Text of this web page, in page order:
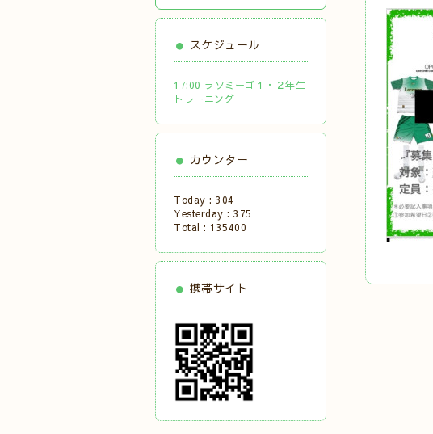
スケジュール
17:00 ラソミーゴ１・２年生
トレーニング
カウンター
Today : 304
Yesterday : 375
Total : 135400
携帯サイト